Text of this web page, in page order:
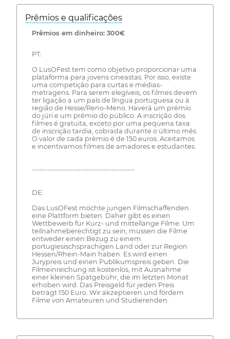
Prêmios e qualificações
Prêmios em dinheiro: 300€
PT:
O LusOFest tem como objetivo proporcionar uma
plataforma para jovens cineastas. Por isso, existe
uma competição para curtas e médias-
metragens. Para serem elegíveis, os filmes devem
ter ligação a um país de língua portuguesa ou à
região de Hesse/Reno-Meno. Haverá um prémio
do júri e um prémio do público. A inscrição dos
filmes é gratuita, exceto por uma pequena taxa
de inscrição tardia, cobrada durante o último mês.
O valor de cada prémio é de 150 euros. Aceitamos
e incentivamos filmes de amadores e estudantes.
----------------------------------------
DE:
Das LusOFest möchte jungen Filmschaffenden
eine Plattform bieten. Daher gibt es einen
Wettbewerb für Kurz- und mittellange Filme. Um
teilnahmeberechtigt zu sein, müssen die Filme
entweder einen Bezug zu einem
portugiesischsprachigen Land oder zur Region
Hessen/Rhein-Main haben. Es wird einen
Jurypreis und einen Publikumspreis geben. Die
Filmeinreichung ist kostenlos, mit Ausnahme
einer kleinen Spätgebühr, die im letzten Monat
erhoben wird. Das Preisgeld für jeden Preis
beträgt 150 Euro. Wir akzeptieren und fördern
Filme von Amateuren und Studierenden.